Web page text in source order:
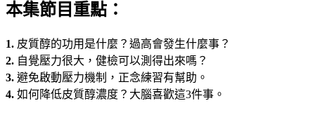
本集節目重點：
1. 皮質醇的功用是什麼？過高會發生什麼事？
2. 自覺壓力很大，健檢可以測得出來嗎？
3. 避免啟動壓力機制，正念練習有幫助。
4. 如何降低皮質醇濃度？大腦喜歡這3件事。